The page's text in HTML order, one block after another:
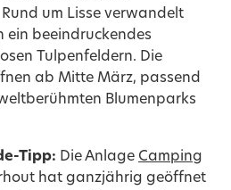
Rund um Lisse verwandelt
ein beeindruckendes
Tulpenfeldern. Die
ab Mitte März, passend
Blumenparks
Tipp: Die Anlage Camping
hat ganzjährig geöffnet